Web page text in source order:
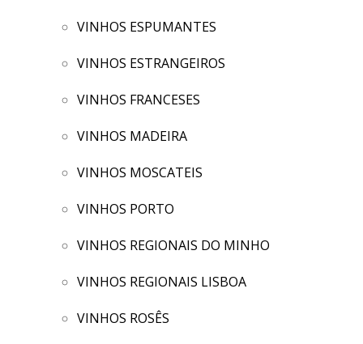
VINHOS ESPUMANTES
VINHOS ESTRANGEIROS
VINHOS FRANCESES
VINHOS MADEIRA
VINHOS MOSCATEIS
VINHOS PORTO
VINHOS REGIONAIS DO MINHO
VINHOS REGIONAIS LISBOA
VINHOS ROSÊS